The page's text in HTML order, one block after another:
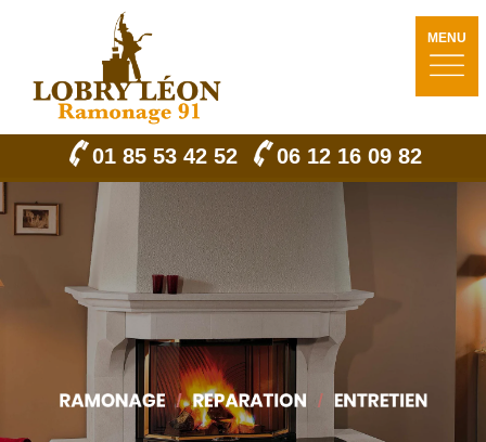
MENU
01 85 53 42 52 06 12 16 09 82